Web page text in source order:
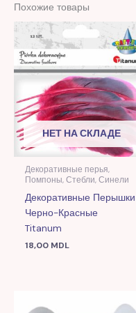
Похожие товары
НЕТ НА СКЛАДЕ
Декоративные перья,
Помпоны, Стебли, Синели
Декоративные Перышки
Черно-Красные
Titanum
18,00 MDL